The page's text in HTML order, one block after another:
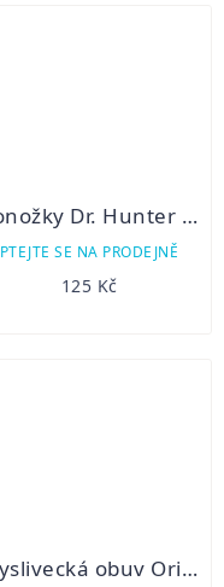
Ponožky Dr. Hunter jaro/podzim
PTEJTE SE NA PRODEJNĚ
125 Kč
Myslivecká obuv Orizo Mugno Top II